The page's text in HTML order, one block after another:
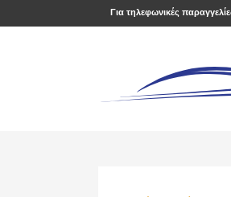
Για τηλεφωνικές